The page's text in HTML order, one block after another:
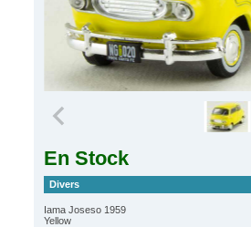
En Stock
Divers
Iama Joseso 1959
Yellow